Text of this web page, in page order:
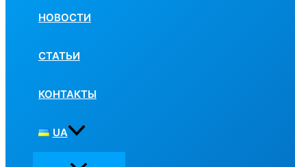
НОВОСТИ
СТАТЬИ
КОНТАКТЫ
UA